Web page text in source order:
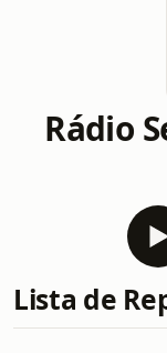
Rádio
Lista de